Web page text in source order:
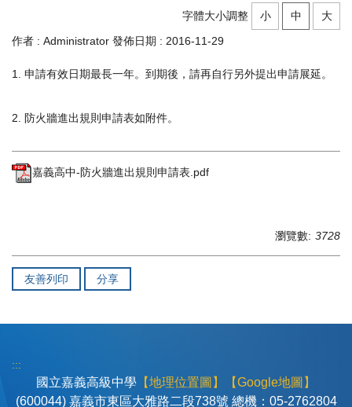
字體大小調整 小 中
大
作者 : Administrator 發佈日期 : 2016-11-29
1. 申請有效日期最長一年。到期後，請再自行另外提出申請展延。
2. 防火牆進出規則申請表如附件。
嘉義高中-防火牆進出規則申請表.pdf
瀏覽數: 3728
友善列印 分享
:::
國立嘉義高級中學 【地理位置圖】
【Google地圖】
(600044) 嘉義市東區大雅路二段738號 總機：05-2762804